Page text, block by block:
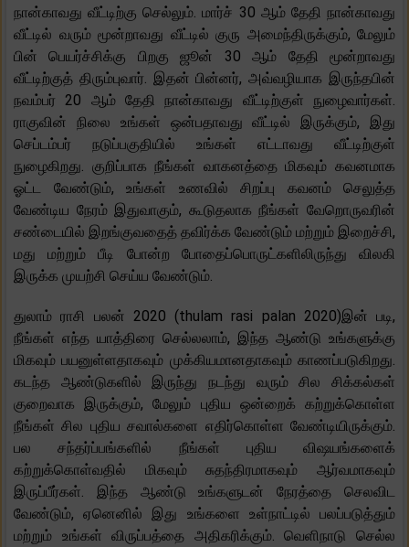
நான்காவது வீட்டிற்கு செல்லும். மார்ச் 30 ஆம் தேதி நான்காவது
வீட்டில் வரும் மூன்றாவது வீட்டில் குரு அமைந்திருக்கும், மேலும்
பின் பெயர்ச்சிக்கு பிறகு ஜூன் 30 ஆம் தேதி மூன்றாவது
வீட்டிற்குத் திரும்புவார். இதன் பின்னர், அவ்வழியாக இருந்தபின்
நவம்பர் 20 ஆம் தேதி நான்காவது வீட்டிற்குள் நுழைவார்கள்.
ராகுவின் நிலை உங்கள் ஒன்பதாவது வீட்டில் இருக்கும், இது
செப்டம்பர் நடுப்பகுதியில் உங்கள் எட்டாவது வீட்டிற்குள்
நுழைகிறது. குறிப்பாக நீங்கள் வாகனத்தை மிகவும் கவனமாக
ஓட்ட வேண்டும், உங்கள் உணவில் சிறப்பு கவனம் செலுத்த
வேண்டிய நேரம் இதுவாகும், கூடுதலாக நீங்கள் வேறொருவரின்
சண்டையில் இறங்குவதைத் தவிர்க்க வேண்டும் மற்றும் இறைச்சி,
மது மற்றும் பீடி போன்ற போதைப்பொருட்களிலிருந்து விலகி
இருக்க முயற்சி செய்ய வேண்டும்.
துலாம் ராசி பலன் 2020 (thulam rasi palan 2020)இன் படி,
நீங்கள் எந்த யாத்திரை செல்லலாம், இந்த ஆண்டு உங்களுக்கு
மிகவும் பயனுள்ளதாகவும் முக்கியமானதாகவும் காணப்படுகிறது.
கடந்த ஆண்டுகளில் இருந்து நடந்து வரும் சில சிக்கல்கள்
குறைவாக இருக்கும், மேலும் புதிய ஒன்றைக் கற்றுக்கொள்ள
நீங்கள் சில புதிய சவால்களை எதிர்கொள்ள வேண்டியிருக்கும்.
பல சந்தர்ப்பங்களில் நீங்கள் புதிய விஷயங்களைக்
கற்றுக்கொள்வதில் மிகவும் சுதந்திரமாகவும் ஆர்வமாகவும்
இருப்பீர்கள். இந்த ஆண்டு உங்களுடன் நேரத்தை செலவிட
வேண்டும், ஏனெனில் இது உங்களை உள்நாட்டில் பலப்படுத்தும்
மற்றும் உங்கள் விருப்பத்தை அதிகரிக்கும். வெளிநாடு செல்ல